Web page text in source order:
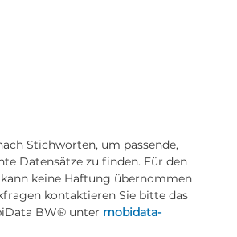
Stichworten, um passende,
Datensätze zu finden. Für den
keine Haftung übernommen
kontaktieren Sie bitte das
BW® unter mobidata-